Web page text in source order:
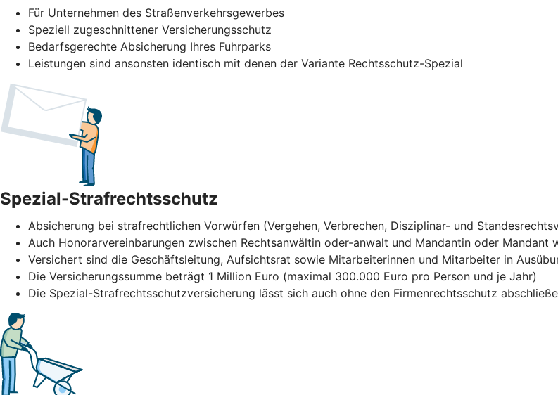
Für Unternehmen des Straßenverkehrs­gewerbes
Speziell zugeschnittener Versicherungsschutz
Bedarfsgerechte Absicherung Ihres Fuhrparks
Leistungen sind ansonsten identisch mit denen der Variante Rechtsschutz-Spezial
Spezial-Strafrechtsschutz
Absicherung bei strafrechtlichen Vorwürfen (Vergehen, Verbrechen, Disziplinar- und
Auch Honorarvereinbarungen zwischen Rechtsanwältin oder-anwalt und Mandantin oder Mandant
Versichert sind die Geschäftsleitung, Aufsichtsrat sowie Mitarbeiterinnen und Mitarbeiter in
Die Versicherungssumme beträgt 1 Million Euro (maximal 300.000 Euro pro Person und je Jahr)
Die Spezial-Strafrechtsschutzversicherung lässt sich auch ohne den Firmenrechtsschutz